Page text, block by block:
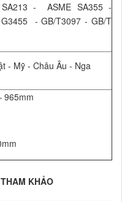
- ASME SA355 -
- GB/T3097 - GB/T
- Mỹ - Châu Âu - Nga
965mm
KHẢO